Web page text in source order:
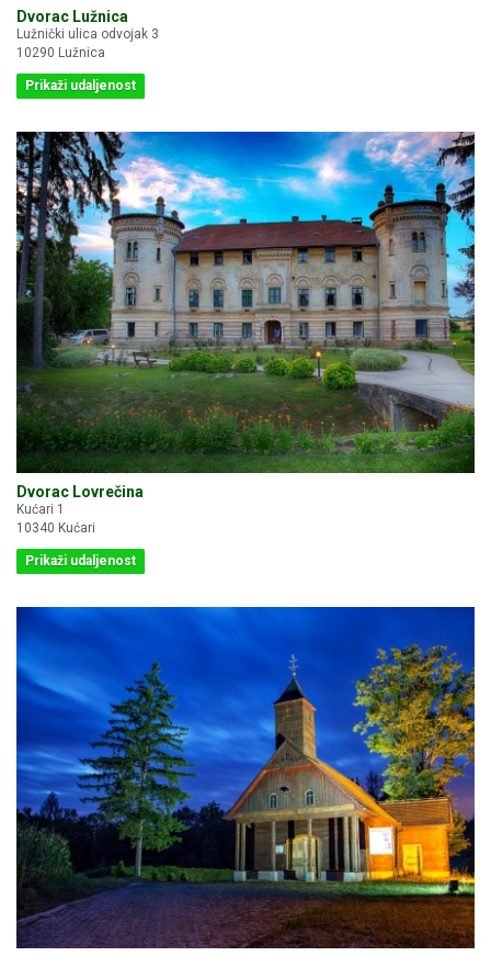
Dvorac Lužnica
Lužnički ulica odvojak 3
10290 Lužnica
Prikaži udaljenost
Dvorac Lovrečina
Kućari 1
10340 Kućari
Prikaži udaljenost